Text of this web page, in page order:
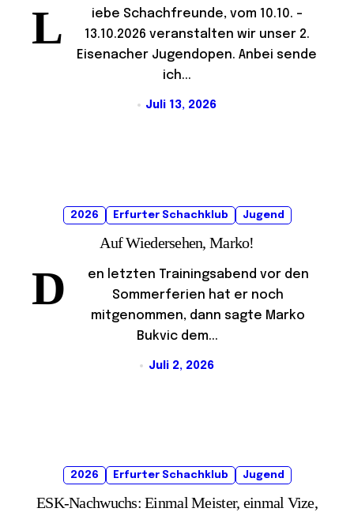
L
iebe Schachfreunde, vom 10.10. –
13.10.2026 veranstalten wir unser 2.
Eisenacher Jugendopen. Anbei sende
ich...
Juli 13, 2026
2026 Erfurter Schachklub Jugend
Auf Wiedersehen, Marko!
D
en letzten Trainingsabend vor den
Sommerferien hat er noch
mitgenommen, dann sagte Marko
Bukvic dem...
Juli 2, 2026
2026 Erfurter Schachklub Jugend
ESK-Nachwuchs: Einmal Meister, einmal Vize,